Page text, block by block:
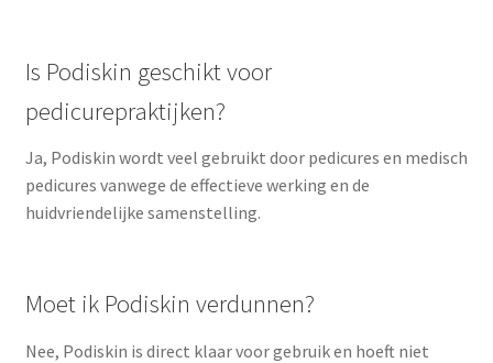
Is Podiskin geschikt voor
pedicurepraktijken?
Ja, Podiskin wordt veel gebruikt door pedicures en medisch
pedicures vanwege de effectieve werking en de
huidvriendelijke samenstelling.
Moet ik Podiskin verdunnen?
Nee, Podiskin is direct klaar voor gebruik en hoeft niet